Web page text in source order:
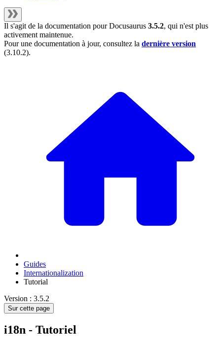
Il s'agit de la documentation pourDocusaurus 3.5.2, qui n'est plus
activement maintenue.
Pour une documentation à jour, consultez la dernière version
(3.10.2).
Guides
Internationalization
Tutorial
Version : 3.5.2
Sur cette page
i18n - Tutoriel